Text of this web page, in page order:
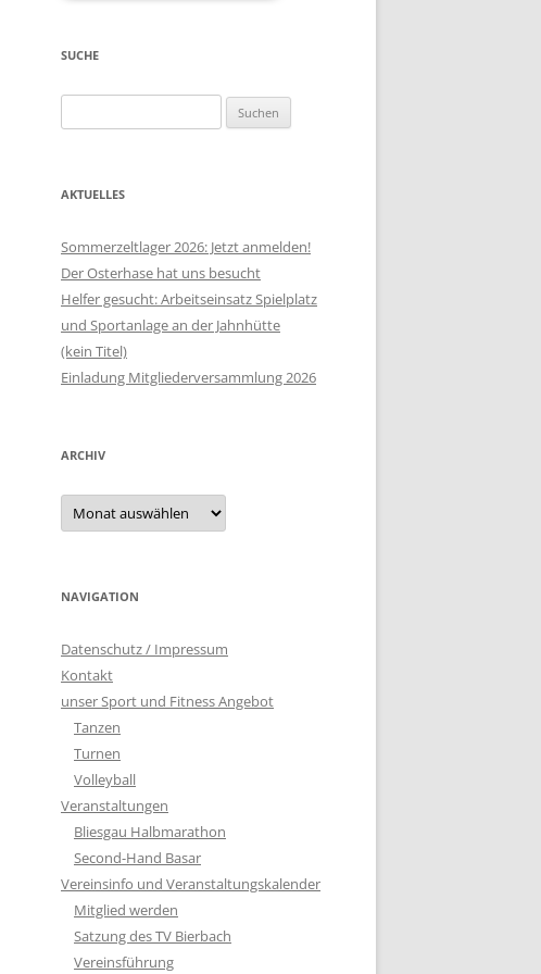
SUCHE
nach:
AKTUELLES
Sommerzeltlager 2026: Jetzt anmelden!
Der Osterhase hat uns besucht
Helfer gesucht: Arbeitseinsatz Spielplatz
und Sportanlage an der Jahnhütte
(kein Titel)
Einladung Mitgliederversammlung 2026
ARCHIV
Archiv
NAVIGATION
Datenschutz / Impressum
Kontakt
unser Sport und Fitness Angebot
Tanzen
Turnen
Volleyball
Veranstaltungen
Bliesgau Halbmarathon
Second-Hand Basar
Vereinsinfo und Veranstaltungskalender
Mitglied werden
Satzung des TV Bierbach
Vereinsführung